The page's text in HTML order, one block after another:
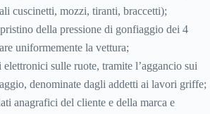
cuscinetti, mozzi, tiranti, braccetti);
della pressione di gonfiaggio dei 4
uniformemente la vettura;
sulle ruote, tramite l’aggancio sui
denominate dagli addetti ai lavori griffe;
anagrafici del cliente e della marca e